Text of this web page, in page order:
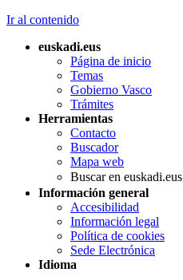
Ir al contenido
euskadi.eus
Página de inicio
Temas
Gobierno Vasco
Trámites
Herramientas
Contacto
Buscador
Mapa web
Buscar en euskadi.eus
Información general
Accesibilidad
Información legal
Política de cookies
Sede Electrónica
Idioma